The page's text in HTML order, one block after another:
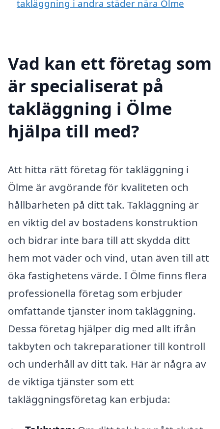
takläggning i andra städer nära Ölme
Vad kan ett företag som
är specialiserat på
takläggning i Ölme
hjälpa till med?
Att hitta rätt företag för takläggning i
Ölme är avgörande för kvaliteten och
hållbarheten på ditt tak. Takläggning är
en viktig del av bostadens konstruktion
och bidrar inte bara till att skydda ditt
hem mot väder och vind, utan även till att
öka fastighetens värde. I Ölme finns flera
professionella företag som erbjuder
omfattande tjänster inom takläggning.
Dessa företag hjälper dig med allt ifrån
takbyten och takreparationer till kontroll
och underhåll av ditt tak. Här är några av
de viktiga tjänster som ett
takläggningsföretag kan erbjuda: